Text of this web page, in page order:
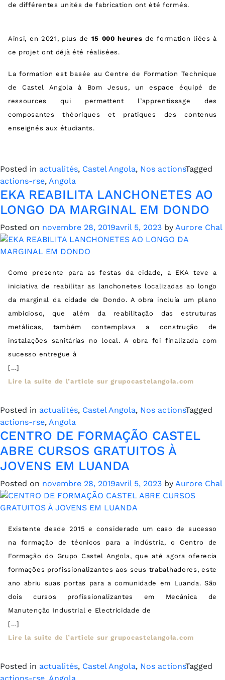
de différentes unités de fabrication ont été formés.
Ainsi, en 2021, plus de 15 000 heuresde formation liées à
ce projet ont déjà été réalisées.
La formation est basée au Centre de Formation Technique
de Castel Angola à Bom Jesus, un espace équipé de
ressources qui permettent l’apprentissage des
composantes théoriques et pratiques des contenus
enseignés aux étudiants.
Posted in actualités, Castel Angola, Nos actionsTagged
actions-rse, Angola
EKA REABILITA LANCHONETES AO
LONGO DA MARGINAL EM DONDO
Posted on novembre 28, 2019avril 5, 2023 by Aurore Chal
Como presente para as festas da cidade, a EKA teve a
iniciativa de reabilitar as lanchonetes localizadas ao longo
da marginal da cidade de Dondo. A obra incluía um plano
ambicioso, que além da reabilitação das estruturas
metálicas, também contemplava a construção de
instalações sanitárias no local. A obra foi finalizada com
sucesso entregue à
[…]
Lire la suite de l’article sur grupocastelangola.com
Posted in actualités, Castel Angola, Nos actionsTagged
actions-rse, Angola
CENTRO DE FORMAÇÃO CASTEL
ABRE CURSOS GRATUITOS À
JOVENS EM LUANDA
Posted on novembre 28, 2019avril 5, 2023 by Aurore Chal
Existente desde 2015 e considerado um caso de sucesso
na formação de técnicos para a indústria, o Centro de
Formação do Grupo Castel Angola, que até agora oferecia
formações profissionalizantes aos seus trabalhadores, este
ano abriu suas portas para a comunidade em Luanda. São
dois cursos profissionalizantes em Mecânica de
Manutenção Industrial e Electricidade de
[…]
Lire la suite de l’article sur grupocastelangola.com
Posted in actualités, Castel Angola, Nos actionsTagged